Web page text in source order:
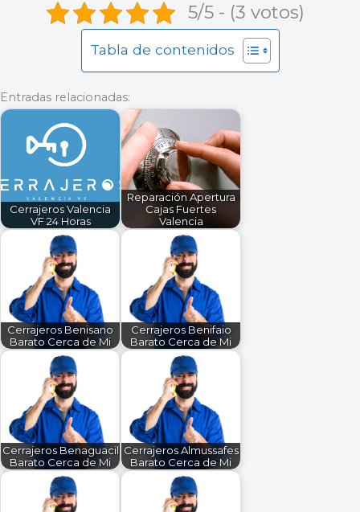
5/5 - (3 votos)
Tabla de contenidos
Entradas relacionadas:
Cerrajeros Valencia
VF 24 Horas
Reparación Apertura
Cajas Fuertes
Valencia
Cerrajeros Benisano
Barato Cerca de Mi
Cerrajeros Benifaio
Barato Cerca de Mi
Cerrajeros Benaguacil
Barato Cerca de Mi
Cerrajeros Almussafes
Barato Cerca de Mi